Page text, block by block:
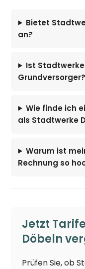
Bietet
an?
Ist
Grundversorger?
Wie finde ich
als Stadtwerke
Warum ist
Rechnung so
Jetzt
Döbeln
Prüfen Sie, ob